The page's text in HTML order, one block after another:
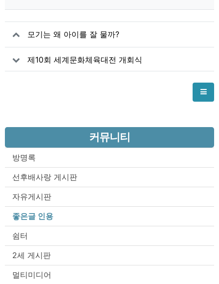
모기는 왜 아이를 잘 물까?
제10회 세계문화체육대전 개회식
커뮤니티
방명록
선후배사랑 게시판
자유게시판
좋은글 인용
쉼터
2세 게시판
멀티미디어